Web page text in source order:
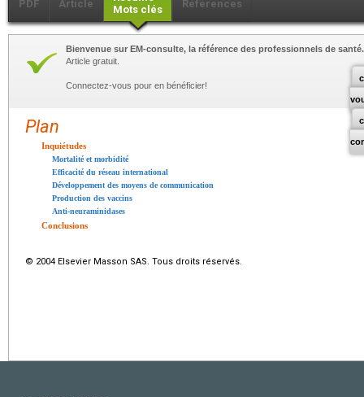
PDF Article
Mots clés
Références
Bienvenue sur EM-consulte, la référence des professionnels de santé.
Article gratuit.
Connectez-vous pour en bénéficier!
Plan
Inquiétudes
Mortalité et morbidité
Efficacité du réseau international
Développement des moyens de communication
Production des vaccins
Anti-neuraminidases
Conclusions
© 2004 Elsevier Masson SAS. Tous droits réservés.